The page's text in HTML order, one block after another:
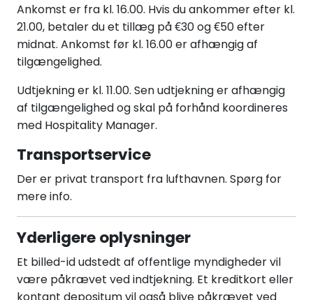
Ankomst er fra kl. 16.00. Hvis du ankommer efter kl.
21.00, betaler du et tillæg på €30 og €50 efter
midnat. Ankomst før kl. 16.00 er afhængig af
tilgængelighed.
Udtjekning er kl. 11.00. Sen udtjekning er afhængig
af tilgængelighed og skal på forhånd koordineres
med Hospitality Manager.
Transportservice
Der er privat transport fra lufthavnen. Spørg for
mere info.
Yderligere oplysninger
Et billed-id udstedt af offentlige myndigheder vil
være påkrævet ved indtjekning. Et kreditkort eller
kontant depositum vil også blive påkrævet ved